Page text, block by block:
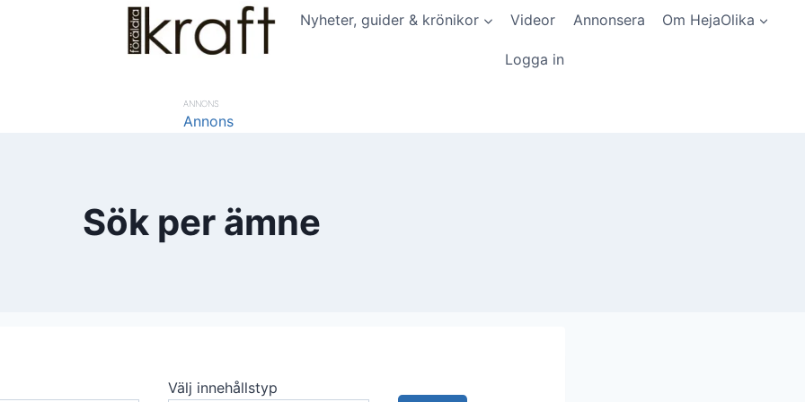
Nyheter, guider & krönikor Videor Annonsera Om HejaOlika
Logga in
ANNONS
Sök per ämne
Välj innehållstyp